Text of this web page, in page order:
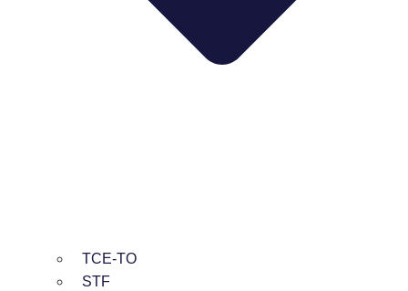
TCE-TO
STF